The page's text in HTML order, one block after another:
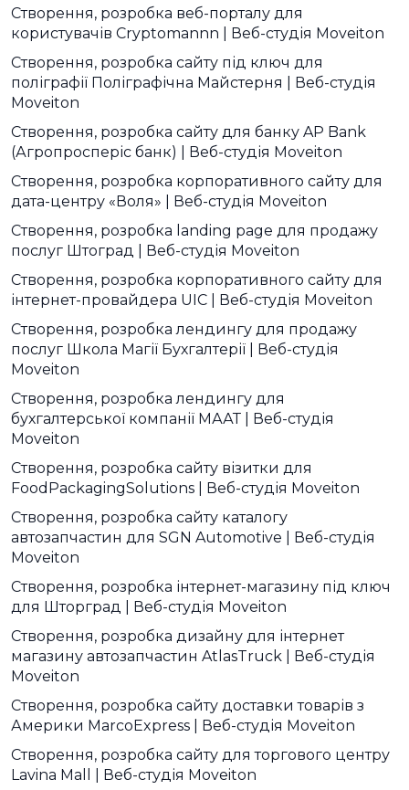
Створення, розробка веб-порталу для
користувачів Cryptomannn | Веб-студія Moveiton
Створення, розробка сайту під ключ для
поліграфії Поліграфічна Майстерня | Веб-студія
Moveiton
Створення, розробка сайту для банку AP Bank
(Агропросперіс банк) | Веб-студія Moveiton
Створення, розробка корпоративного сайту для
дата-центру «Воля» | Веб-студія Moveiton
Створення, розробка landing page для продажу
послуг Штоград | Веб-студія Moveiton
Створення, розробка корпоративного сайту для
інтернет-провайдера UIC | Веб-студія Moveiton
Створення, розробка лендингу для продажу
послуг Школа Магії Бухгалтерії | Веб-студія
Moveiton
Створення, розробка лендингу для
бухгалтерської компанії МААТ | Веб-студія
Moveiton
Створення, розробка сайту візитки для
FoodPackagingSolutions | Веб-студія Moveiton
Створення, розробка сайту каталогу
автозапчастин для SGN Automotive | Веб-студія
Moveiton
Створення, розробка інтернет-магазину під ключ
для Шторград | Веб-студія Moveiton
Створення, розробка дизайну для інтернет
магазину автозапчастин AtlasTruck | Веб-студія
Moveiton
Створення, розробка сайту доставки товарів з
Америки MarcoExpress | Веб-студія Moveiton
Створення, розробка сайту для торгового центру
Lavina Mall | Веб-студія Moveiton